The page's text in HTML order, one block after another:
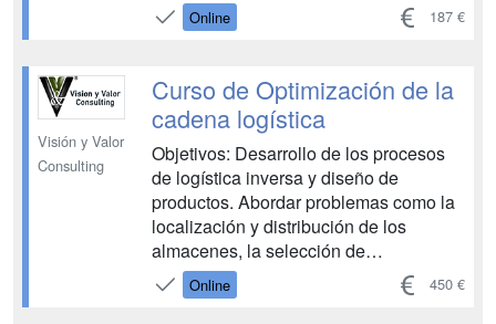
seguridad e higiene en el trabajo dentro
de un almacén....
Online 187 €
Visión y Valor
Consulting
Curso de Optimización de la
cadena logística
Objetivos: Desarrollo de los procesos
de logística inversa y diseño de
productos. Abordar problemas como la
localización y distribución de los
almacenes, la selección de
proveedores, la gestión de inventarios,
y la logística inversa, entre otros.
Online 450 €